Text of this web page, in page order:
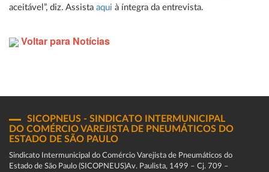
aceitável”, diz. Assista aqui à íntegra da entrevista.
Voltar para Notícias
SICOPNEUS - SINDICATO INTERMUNICIPAL
DO COMÉRCIO VAREJISTA DE PNEUMÁTICOS DO
ESTADO DE SÃO PAULO
Sindicato Intermunicipal do Comércio Varejista de Pneumáticos do
Estado de São Paulo (SICOPNEUS)Av. Paulista, 1499 – Cj. 709 –